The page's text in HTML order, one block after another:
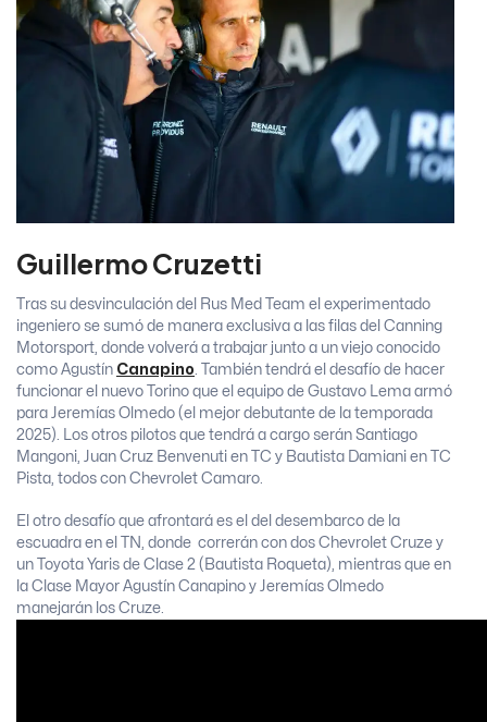
Guillermo Cruzetti
Tras su desvinculación del Rus Med Team el experimentado
ingeniero se sumó de manera exclusiva a las filas del Canning
Motorsport, donde volverá a trabajar junto a un viejo conocido
como Agustín Canapino . También tendrá el desafío de hacer
funcionar el nuevo Torino que el equipo de Gustavo Lema armó
para Jeremías Olmedo (el mejor debutante de la temporada
2025). Los otros pilotos que tendrá a cargo serán Santiago
Mangoni, Juan Cruz Benvenuti en TC y Bautista Damiani en TC
Pista, todos con Chevrolet Camaro.
El otro desafío que afrontará es el del desembarco de la
escuadra en el TN, donde correrán con dos Chevrolet Cruze y
un Toyota Yaris de Clase 2 (Bautista Roqueta), mientras que en
la Clase Mayor Agustín Canapino y Jeremías Olmedo
manejarán los Cruze.